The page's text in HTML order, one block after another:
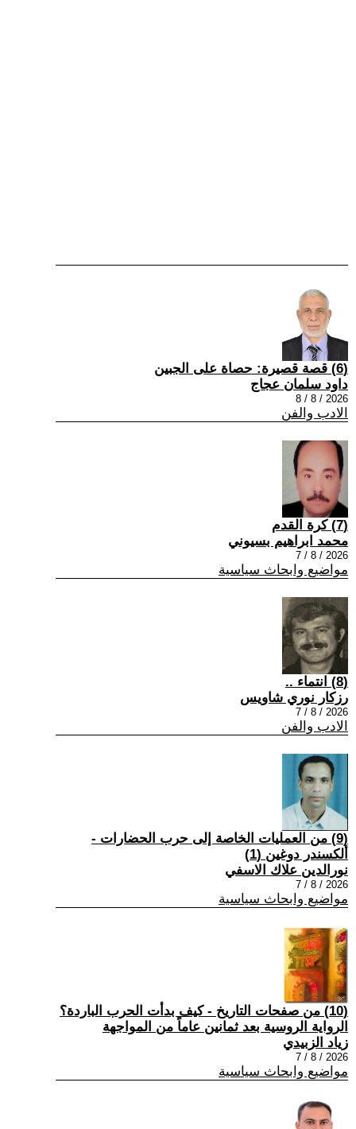
(6) قصة قصيرة: حصاة على الجبين
داود سلمان عجاج
2026 / 8 / 8
الادب والفن
(7) كرة القدم
محمد ابراهيم بسيوني
2026 / 8 / 7
مواضيع وابحاث سياسية
(8) انتماء ..
رزكار نوري شاويس
2026 / 8 / 7
الادب والفن
(9) من العمليات الخاصة إلى حرب الحضارات -
ألكسندر دوغين (1)
نورالدين علاك الاسفي
2026 / 8 / 7
مواضيع وابحاث سياسية
(10) من صفحات التاريخ - كيف بدأت الحرب الباردة؟
الرواية الروسية بعد ثمانين عاماً من المواجهة
زياد الزبيدي
2026 / 8 / 7
مواضيع وابحاث سياسية